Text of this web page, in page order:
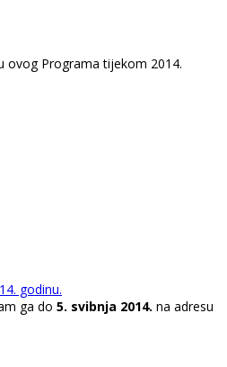
ovog Programa tijekom 2014.
godinu.
ga do 5. svibnja 2014. na adresu